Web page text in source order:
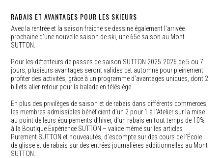
RABAIS ET AVANTAGES POUR LES SKIEURS
Avec la rentrée et la saison fraîche se dessine également l’arrivée
prochaine d’une nouvelle saison de ski, une 65e saison au Mont
SUTTON.
Pour les détenteurs de passes de saison SUTTON 2025-2026 de 5 ou 7
jours, plusieurs avantages seront valides cet automne pour pleinement
profiter des activités, grâce à un programme d’avantages uniques, dont 2
billets aller-retour pour la balade en télésiège.
En plus des privilèges de saison et de rabais dans différents commerces,
les membres admissibles bénéficient d’un 2 pour 1 à l’Atelier sur la mise
au point de leurs équipements d’hiver, d’un rabais en tout temps de 10%
à la Boutique Expérience SUTTON – valide même sur les articles
Purement SUTTON et nouveautés, d’escompte sur des cours de l’École
de glisse et de rabais sur des entrées journalières additionnelles au Mont
SUTTON.